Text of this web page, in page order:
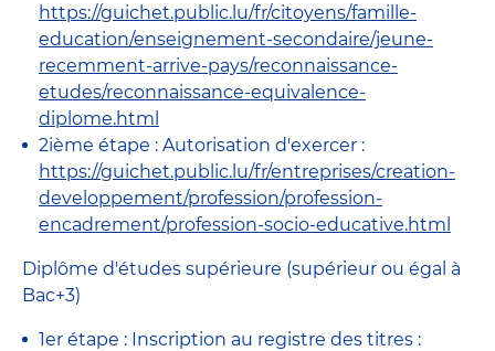
https://guichet.public.lu/fr/citoyens/famille-
education/enseignement-secondaire/jeune-
recemment-arrive-pays/reconnaissance-
etudes/reconnaissance-equivalence-
diplome.html
2ième étape : Autorisation d'exercer :
https://guichet.public.lu/fr/entreprises/creation-
developpement/profession/profession-
encadrement/profession-socio-educative.html
Diplôme d'études supérieure (supérieur ou égal à
Bac+3)
1er étape : Inscription au registre des titres :